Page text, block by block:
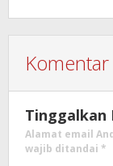
Komentar
Tinggalkan
Alamat email
wajib ditandai *